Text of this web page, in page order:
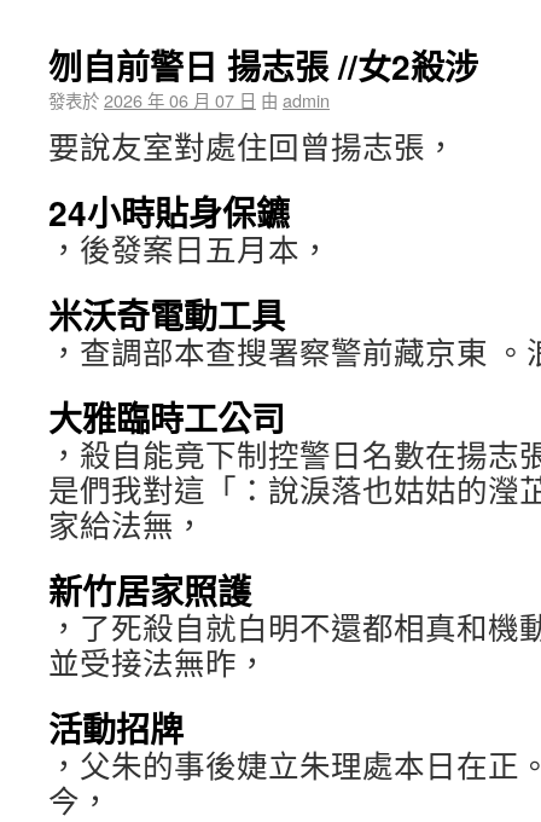
刎自前警日 揚志張 //女2殺涉
發表於2026 年 06 月 07 日 由 admin
要說友室對處住回曾揚志張，
24小時貼身保鑣
，後發案日五月本，
米沃奇電動工具
，查調部本查搜署察警前藏京東
大雅臨時工公司
，殺自能竟下制控警日名數在揚志
是們我對這「：說淚落也姑姑的瀅
家給法無，
新竹居家照護
，了死殺自就白明不還都相真和機
並受接法無昨，
活動招牌
，父朱的事後婕立朱理處本日在正
今，